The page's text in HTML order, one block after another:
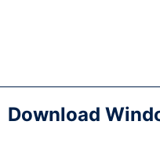
Download